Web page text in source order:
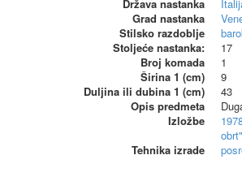
Država nastanka
Grad nastanka
Stilsko razdoblje
Stoljeće nastanka:
17
Broj komada
1
Širina 1 (cm)
9
Duljina ili dubina 1 (cm)
43
Opis predmeta
Izložbe
Tehnika izrade